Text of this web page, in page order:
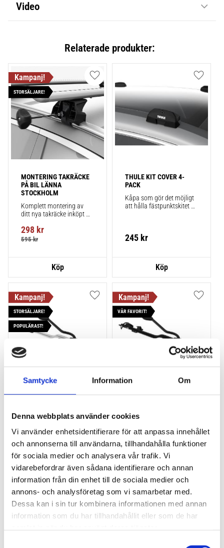
Samtycke Information Om
Denna webbplats använder cookies
Vi använder enhetsidentifierare för att anpassa innehållet
och annonserna till användarna, tillhandahålla funktioner
för sociala medier och analysera vår trafik. Vi
vidarebefordrar även sådana identifierare och annan
information från din enhet till de sociala medier och
annons- och analysföretag som vi samarbetar med.
Dessa kan i sin tur kombinera informationen med annan
information som du har tillhandahållit eller som de har
Video
Relaterade produkter:
MONTERING TAKRÄCKE
PÅ BIL LÄNNA
STOCKHOLM
Komplett montering av
ditt nya takräcke inköpt
montering på din bil.
298 kr
595kr
STORSÄLJARE!
Lägg till i favoriter
THULE KIT COVER 4-
PACK
Kåpa som gör det möjligt
att hålla fästpunktskitet
245 kr
Lägg
THULE PRORIDE
för takräcke
2 195kr
2 395kr
STORSÄLJARE!
POPULÄRAST!
Lägg till i favoriter
THULE PRORIDE BLACK
takcykelhållare
2 395kr
2 595kr
VÅR FAVORIT!
Lägg
HALVA PRISET!
Lägg till i favoriter Lägg